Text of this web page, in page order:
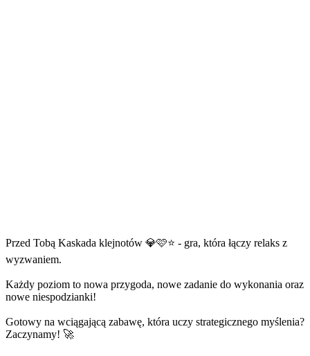
Przed Tobą Kaskada klejnotów 💎🩷⭐ - gra, która łączy relaks z
wyzwaniem.
Każdy poziom to nowa przygoda, nowe zadanie do wykonania oraz
nowe niespodzianki!
Gotowy na wciągającą zabawę, która uczy strategicznego myślenia?
Zaczynamy! 🚀